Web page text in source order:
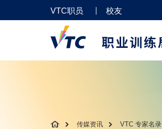
VTC职员 校友
传媒资讯 VTC 专家名录